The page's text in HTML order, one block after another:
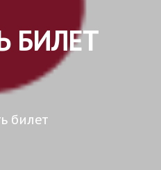
БИЛЕТ
билет